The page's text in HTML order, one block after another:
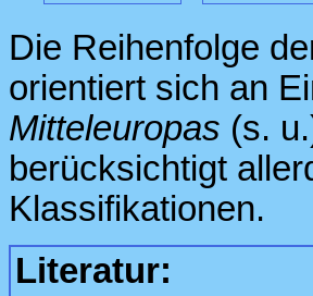
Die Reihenfolge
orientiert sich an
Mitteleuropas (s.
berücksichtigt
Klassifikationen.
Literatur: